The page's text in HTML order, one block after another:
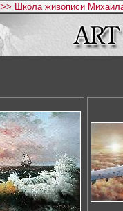
>> Школа живописи